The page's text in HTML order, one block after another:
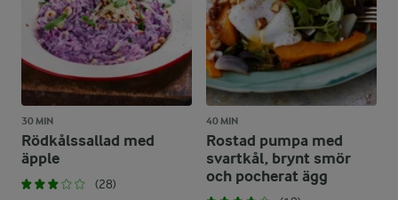
30 MIN
Rödkålssallad med
äpple
(28)
40 MIN
Rostad pumpa med
svartkål, brynt smör
och pocherat ägg